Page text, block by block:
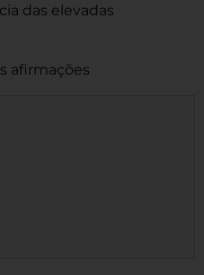
das elevadas
afirmações